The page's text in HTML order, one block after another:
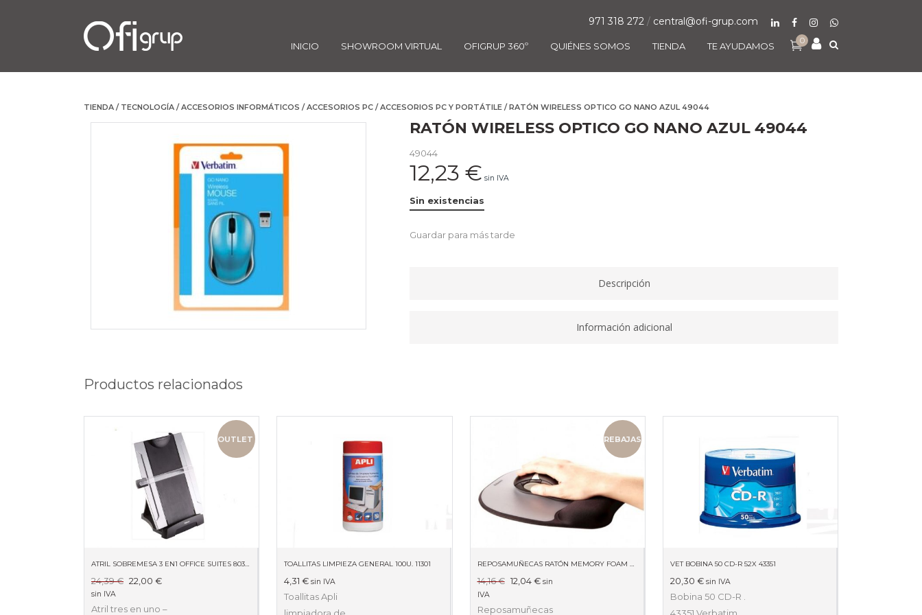
0
INICIO SHOWROOM VIRTUAL OFIGRUP 360º QUIÉNES SOMOS TIENDA TE AYUDAMOS
971 318 272 / central@ofi-grup.com
TIENDA / TECNOLOGÍA /ACCESORIOS INFORMÁTICOS /ACCESORIOS PC /ACCESORIOS PC Y PORTÁTILE / RATÓN WIRELESS OPTICO GO NANO AZUL 49044
RATÓN WIRELESS OPTICO GO NANO AZUL 49044
49044
12,23 € sin IVA
Sin existencias
Guardar para más tarde
Descripción
Información adicional
Productos relacionados
OUTLET
ATRIL SOBREMESA 3 EN1 OFFICE SUITES 8033201
24,39€ El
22,00 €El
sin IVA
Atril tres en uno –
TOALLITAS LIMPIEZA GENERAL 100U. 11301
4,31€ sin IVA
Toallitas Apli
limpiadora de
REBAJAS
REPOSAMUÑECAS RATÓN MEMORY FOAM NEGRO/PLATA
14,16€ El
original
12,04 €Elsin
IVA
Reposamuñecas
VET BOBINA 50 CD-R 52X 43351
20,30 € sin IVA
Bobina 50 CD-R .
43351 Verbatim